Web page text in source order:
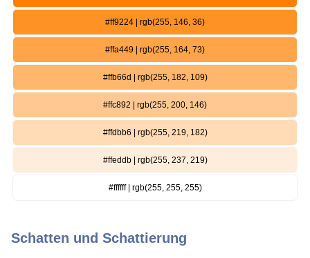
#ff9224 | rgb(255, 146, 36)
#ffa449 | rgb(255, 164, 73)
#ffb66d | rgb(255, 182, 109)
#ffc892 | rgb(255, 200, 146)
#ffdbb6 | rgb(255, 219, 182)
#ffeddb | rgb(255, 237, 219)
#ffffff | rgb(255, 255, 255)
Schatten und Schattierung